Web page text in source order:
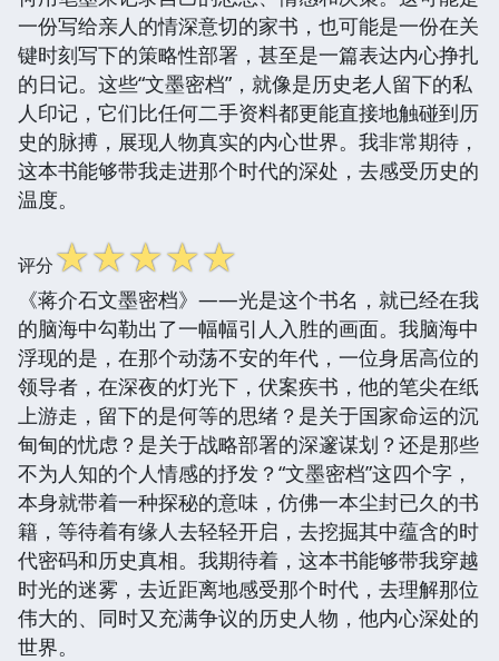
一份写给亲人的情深意切的家书，也可能是一份在关
键时刻写下的策略性部署，甚至是一篇表达内心挣扎
的日记。这些“文墨密档”，就像是历史老人留下的私
人印记，它们比任何二手资料都更能直接地触碰到历
史的脉搏，展现人物真实的内心世界。我非常期待，
这本书能够带我走进那个时代的深处，去感受历史的
温度。
评分☆☆☆☆☆
《蒋介石文墨密档》——光是这个书名，就已经在我
的脑海中勾勒出了一幅幅引人入胜的画面。我脑海中
浮现的是，在那个动荡不安的年代，一位身居高位的
领导者，在深夜的灯光下，伏案疾书，他的笔尖在纸
上游走，留下的是何等的思绪？是关于国家命运的沉
甸甸的忧虑？是关于战略部署的深邃谋划？还是那些
不为人知的个人情感的抒发？“文墨密档”这四个字，
本身就带着一种探秘的意味，仿佛一本尘封已久的书
籍，等待着有缘人去轻轻开启，去挖掘其中蕴含的时
代密码和历史真相。我期待着，这本书能够带我穿越
时光的迷雾，去近距离地感受那个时代，去理解那位
伟大的、同时又充满争议的历史人物，他内心深处的
世界。